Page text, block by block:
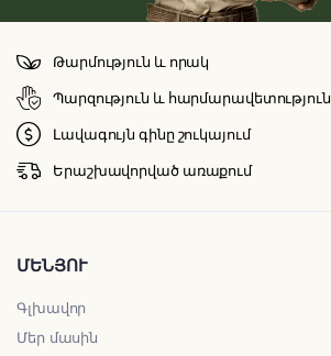
Թարմություն և որակ
Պարզություն և հարմարավետություն
Լավագույն գինը շուկայում
Երաշխավորված առաքում
ՄԵՆՅՈՒ
Գլխավոր
Մեր մասին